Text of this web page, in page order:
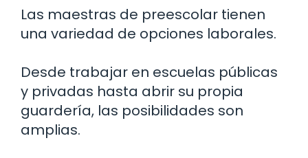
Las maestras de preescolar tienen
una variedad de opciones laborales.
Desde trabajar en escuelas públicas
y privadas hasta abrir su propia
guardería, las posibilidades son
amplias.